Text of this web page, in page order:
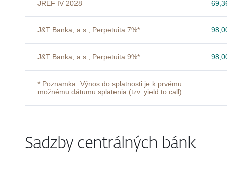
JREF IV 2028
J&T Banka, a.s., Perpetuita 7%*
J&T Banka, a.s., Perpetuita 9%*
* Poznamka: Výnos do splatnosti je k prvému
možnému dátumu splatenia (tzv. yield to call)
Sadzby centrálných bánk